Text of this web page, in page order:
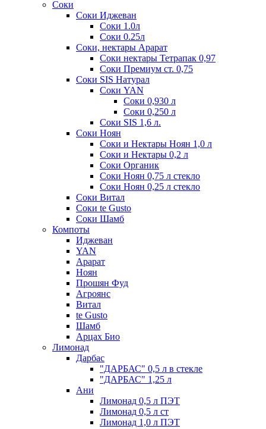
Соки
Соки Иджеван
Соки 1.0л
Соки 0.25л
Соки, нектары Арарат
Соки нектары Тетрапак 0,97
Соки Премиум ст. 0,75
Соки SIS Натурал
Соки YAN
Соки 0,930 л
Соки 0,250 л
Соки SIS 1,6 л.
Соки Ноян
Соки и Нектары Ноян 1,0 л
Соки и Нектары 0,2 л
Соки Органик
Соки Ноян 0,75 л стекло
Соки Ноян 0,25 л стекло
Соки Витал
Соки te Gusto
Соки Шамб
Компоты
Иджеван
YAN
Арарат
Ноян
Прошян Фуд
Агроянс
Витал
te Gusto
Шамб
Арцах Био
Лимонад
Дарбас
"ДАРБАС" 0,5 л в стекле
"ДАРБАС" 1,25 л
Ани
Лимонад 0,5 л ПЭТ
Лимонад 0,5 л ст
Лимонад 1,0 л ПЭТ